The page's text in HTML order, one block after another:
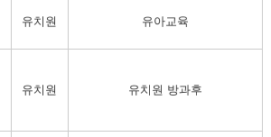
유치원 유아교육
유치원 유치원 방과후